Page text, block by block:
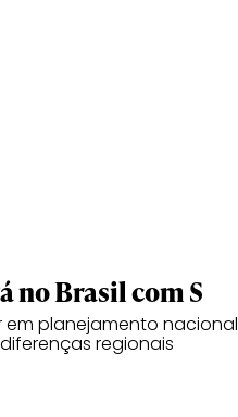
no Brasil com S
em planejamento nacional
regionais